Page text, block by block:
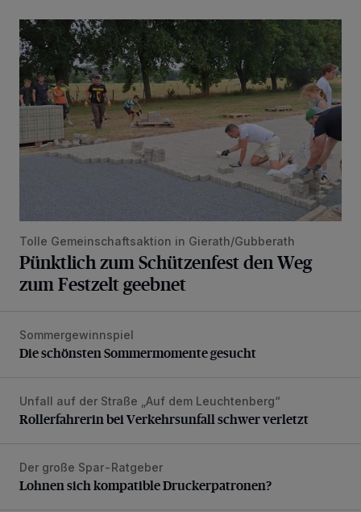
Pünktlich zum Schützenfest den Weg zum Festzelt
Tolle Gemeinschaftsaktion in Gierath/Gubberath
Pünktlich zum Schützenfest den Weg
zum Festzelt geebnet
Die schönsten Sommermomente gesucht
Sommergewinnspiel
Die schönsten Sommermomente gesucht
Rollerfahrerin bei Verkehrsunfall schwer verletzt
Unfall auf der Straße „Auf dem Leuchtenberg“
Rollerfahrerin bei Verkehrsunfall schwer verletzt
Lohnen sich kompatible Druckerpatronen?
Der große Spar-Ratgeber
Lohnen sich kompatible Druckerpatronen?